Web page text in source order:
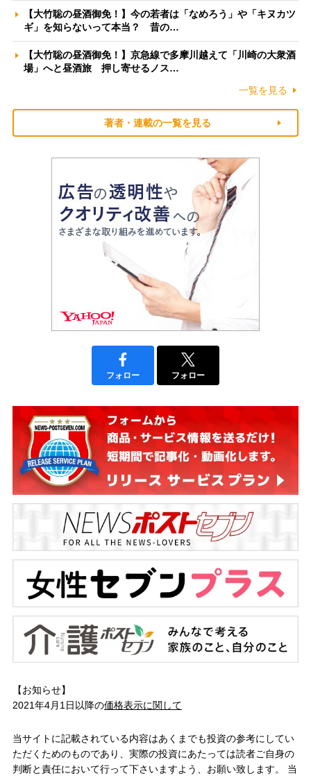
【大竹聡の昼酒御免！】今の若者は「なめろう」や「キヌカツ
ギ」を知らないって本当？ 昔の…
【大竹聡の昼酒御免！】京急線で多摩川越えて「川崎の大衆酒
場」へと昼酒旅 押し寄せるノス…
一覧を見る
著者・連載の一覧を見る
フォロー フォロー
【お知らせ】
2021年4月1日以降の価格表示に関して
当サイトに記載されている内容はあくまでも投資の参考にしてい
ただくためのものであり、実際の投資にあたっては読者ご自身の
判断と責任において行って下さいますよう、お願い致します。 当